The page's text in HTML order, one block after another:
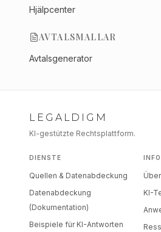
Hjälpcenter
AVTALSMALLAR
Avtalsgenerator
LEGALDIGM
KI-gestützte Rechtsplattform.
DIENSTE
Quellen & Datenabdeckung
Datenabdeckung
(Dokumentation)
Beispiele für KI-Antworten
KI-